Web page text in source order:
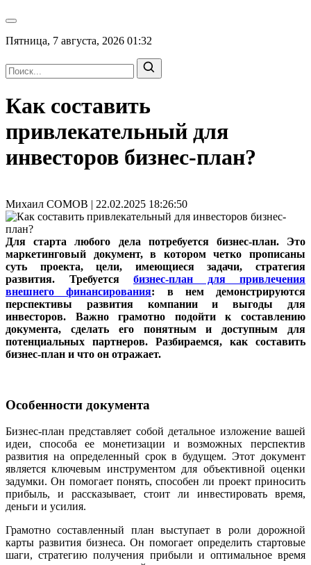
Пятница, 7 августа, 2026 01:32
Как составить
привлекательный для
инвесторов бизнес-план?
Михаил СОМОВ | 22.02.2025 18:26:50
Для старта любого дела потребуется бизнес-план. Это
маркетинговый документ, в котором четко прописаны
суть проекта, цели, имеющиеся задачи, стратегия
развития. Требуется бизнес-план для привлечения
внешнего финансирования: в нем демонстрируются
перспективы развития компании и выгоды для
инвесторов. Важно грамотно подойти к составлению
документа, сделать его понятным и доступным для
потенциальных партнеров. Разбираемся, как составить
бизнес-план и что он отражает.
Особенности документа
Бизнес-план представляет собой детальное изложение вашей
идеи, способа ее монетизации и возможных перспектив
развития на определенный срок в будущем. Этот документ
является ключевым инструментом для объективной оценки
задумки. Он помогает понять, способен ли проект приносить
прибыль, и рассказывает, стоит ли инвестировать время,
деньги и усилия.
Грамотно составленный план выступает в роли дорожной
карты развития бизнеса. Он помогает определить стартовые
шаги, стратегию получения прибыли и оптимальное время